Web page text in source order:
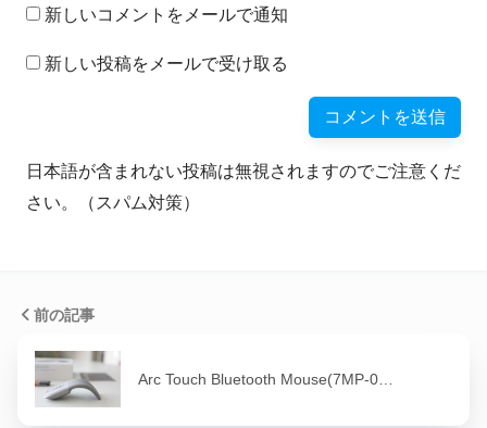
新しいコメントをメールで通知
新しい投稿をメールで受け取る
日本語が含まれない投稿は無視されますのでご注意くだ
さい。（スパム対策）
前の記事
Arc Touch Bluetooth Mouse(7MP-0…